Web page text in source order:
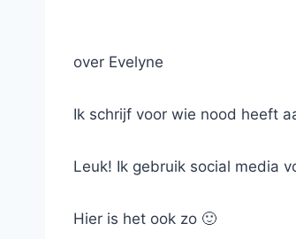
over Evelyne
Ik schrijf voor wie nood heeft
Leuk! Ik gebruik social media
Hier is het ook zo 🙂